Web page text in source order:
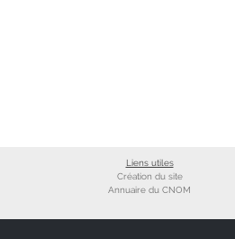
Liens utiles
Création du site
Annuaire du CNOM